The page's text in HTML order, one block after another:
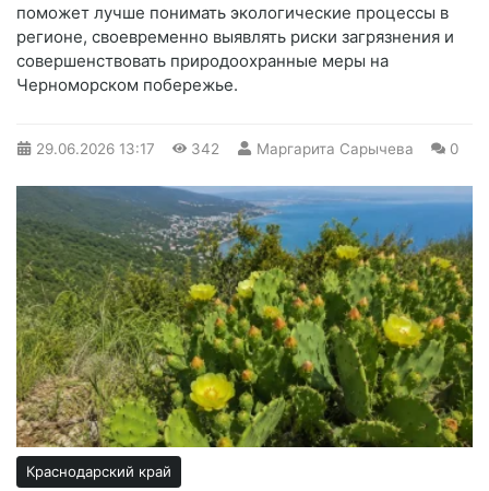
поможет лучше понимать экологические процессы в
регионе, своевременно выявлять риски загрязнения и
совершенствовать природоохранные меры на
Черноморском побережье.
29.06.2026 13:17 342 Маргарита Сарычева 0
Краснодарский край